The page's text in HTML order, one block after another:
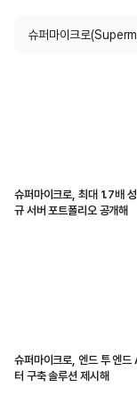
슈퍼마이크로
슈퍼마이크로, 최대 1.7배
규 서버 포트폴리오 공개해
슈퍼마이크로, 엔드 투 엔드
터 구축 솔루션 제시해